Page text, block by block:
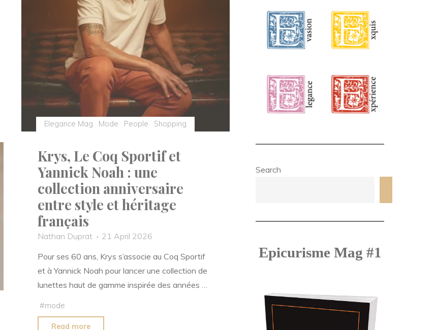
Cannes
pour
une
soirée
très
glamour"
Elegance Mag Mode People Shopping
Krys, Le Coq Sportif et
Yannick Noah : une
collection anniversaire
entre style et héritage
français
Nathan Duprat
21 April 2026
Pour ses 60 ans, Krys s’associe au Coq Sportif
et à Yannick Noah pour lancer une collection de
lunettes haut de gamme inspirée des années …
#mode
Read more
Search
Epicurisme Mag #1